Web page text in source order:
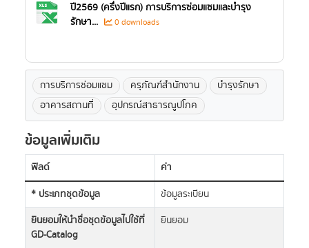
ปี2569 (ครึ่งปีแรก) การบริการซ่อมแซมและบำรุง
รักษา...
0 downloads
การบริการซ่อมแซม ครุภัณฑ์สำนักงาน
บำรุงรักษา
อาคารสถานที่
อุปกรณ์สาธารณูปโภค
ข้อมูลเพิ่มเติม
ฟิลด์
ค่า
* ประเภทชุดข้อมูล
ข้อมูลระเบียน
ยินยอมให้นำชื่อชุดข้อมูลไปใช้ที่
GD-Catalog
ยินยอม